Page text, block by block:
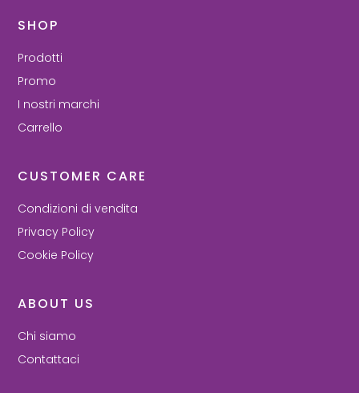
SHOP
Prodotti
Promo
I nostri marchi
Carrello
CUSTOMER CARE
Condizioni di vendita
Privacy Policy
Cookie Policy
ABOUT US
Chi siamo
Contattaci